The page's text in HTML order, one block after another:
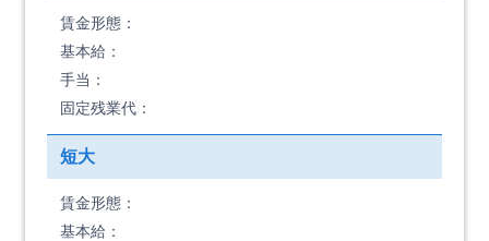
賃金形態：
基本給：
手当：
固定残業代：
短大
賃金形態：
基本給：